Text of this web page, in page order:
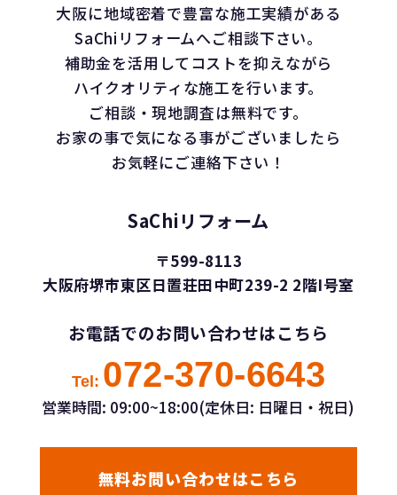
大阪に地域密着で豊富な施工実績がある
SaChiリフォームへご相談下さい。
補助金を活用してコストを抑えながら
ハイクオリティな施工を行います。
ご相談・現地調査は無料です。
お家の事で気になる事がございましたら
お気軽にご連絡下さい！
SaChiリフォーム
〒599-8113
大阪府堺市東区日置荘田中町239-2 2階I号室
お電話でのお問い合わせはこちら
Tel: 072-370-6643
営業時間: 09:00~18:00(定休日: 日曜日・祝日)
無料お問い合わせはこちら